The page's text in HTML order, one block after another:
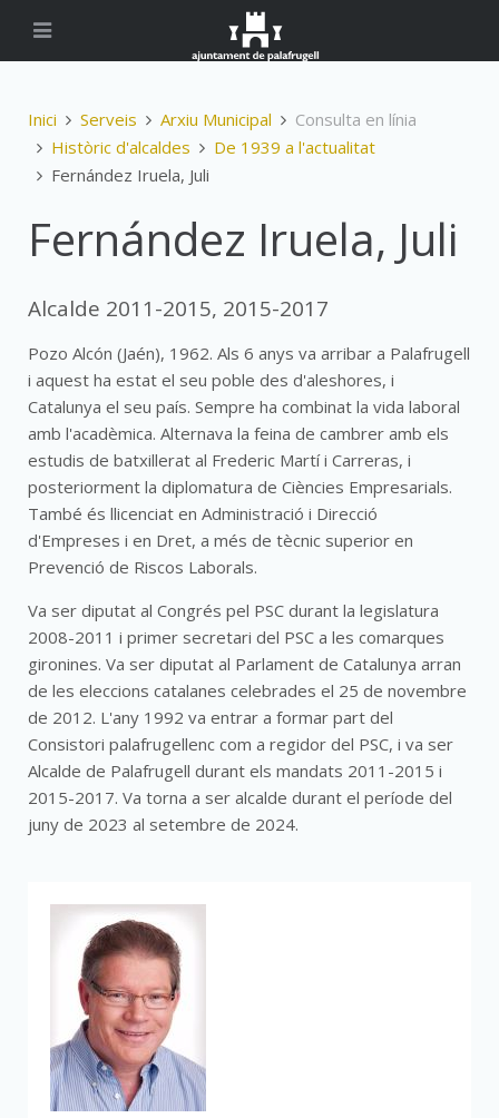
Inici Serveis Arxiu Municipal
Consulta en línia
Històric d'alcaldes
De 1939 a l'actualitat
Fernández Iruela, Juli
Fernández Iruela, Juli
Alcalde 2011-2015, 2015-2017
Pozo Alcón (Jaén), 1962. Als 6 anys va arribar a Palafrugell
i aquest ha estat el seu poble des d'aleshores, i
Catalunya el seu país. Sempre ha combinat la vida laboral
amb l'acadèmica. Alternava la feina de cambrer amb els
estudis de batxillerat al Frederic Martí i Carreras, i
posteriorment la diplomatura de Ciències Empresarials.
També és llicenciat en Administració i Direcció
d'Empreses i en Dret, a més de tècnic superior en
Prevenció de Riscos Laborals.
Va ser diputat al Congrés pel PSC durant la legislatura
2008-2011 i primer secretari del PSC a les comarques
gironines. Va ser diputat al Parlament de Catalunya arran
de les eleccions catalanes celebrades el 25 de novembre
de 2012. L'any 1992 va entrar a formar part del
Consistori palafrugellenc com a regidor del PSC, i va ser
Alcalde de Palafrugell durant els mandats 2011-2015 i
2015-2017. Va torna a ser alcalde durant el període del
juny de 2023 al setembre de 2024.